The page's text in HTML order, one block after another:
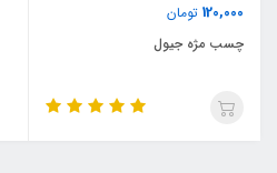
120,000 تومان
چسب مژه جیول